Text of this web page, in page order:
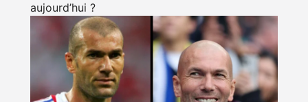
aujourd’hui ?